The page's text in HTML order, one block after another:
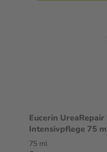
Eucerin UreaRepair
Intensivpflege 75
75 ml